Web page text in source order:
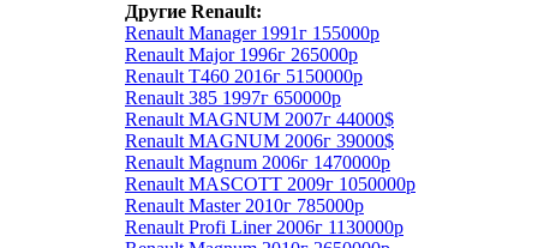
Другие Renault:
Renault Manager 1991г 155000р
Renault Major 1996г 265000р
Renault T460 2016г 5150000р
Renault 385 1997г 650000р
Renault MAGNUM 2007г 44000$
Renault MAGNUM 2006г 39000$
Renault Magnum 2006г 1470000р
Renault MASCOTT 2009г 1050000р
Renault Master 2010г 785000р
Renault Profi Liner 2006г 1130000р